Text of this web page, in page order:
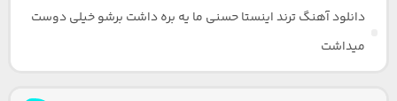
دانلود آهنگ ترند اینستا حسنی ما یه بره داشت برشو خیلی دوست
میداشت